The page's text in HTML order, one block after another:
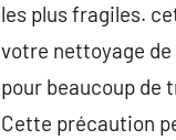
les plus fragiles.
votre nettoyage de
pour beaucoup de
Cette précaution